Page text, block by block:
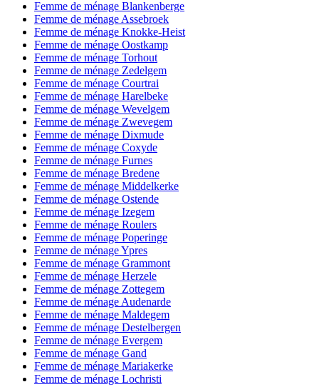
Femme de ménage Blankenberge
Femme de ménage Assebroek
Femme de ménage Knokke-Heist
Femme de ménage Oostkamp
Femme de ménage Torhout
Femme de ménage Zedelgem
Femme de ménage Courtrai
Femme de ménage Harelbeke
Femme de ménage Wevelgem
Femme de ménage Zwevegem
Femme de ménage Dixmude
Femme de ménage Coxyde
Femme de ménage Furnes
Femme de ménage Bredene
Femme de ménage Middelkerke
Femme de ménage Ostende
Femme de ménage Izegem
Femme de ménage Roulers
Femme de ménage Poperinge
Femme de ménage Ypres
Femme de ménage Grammont
Femme de ménage Herzele
Femme de ménage Zottegem
Femme de ménage Audenarde
Femme de ménage Maldegem
Femme de ménage Destelbergen
Femme de ménage Evergem
Femme de ménage Gand
Femme de ménage Mariakerke
Femme de ménage Lochristi